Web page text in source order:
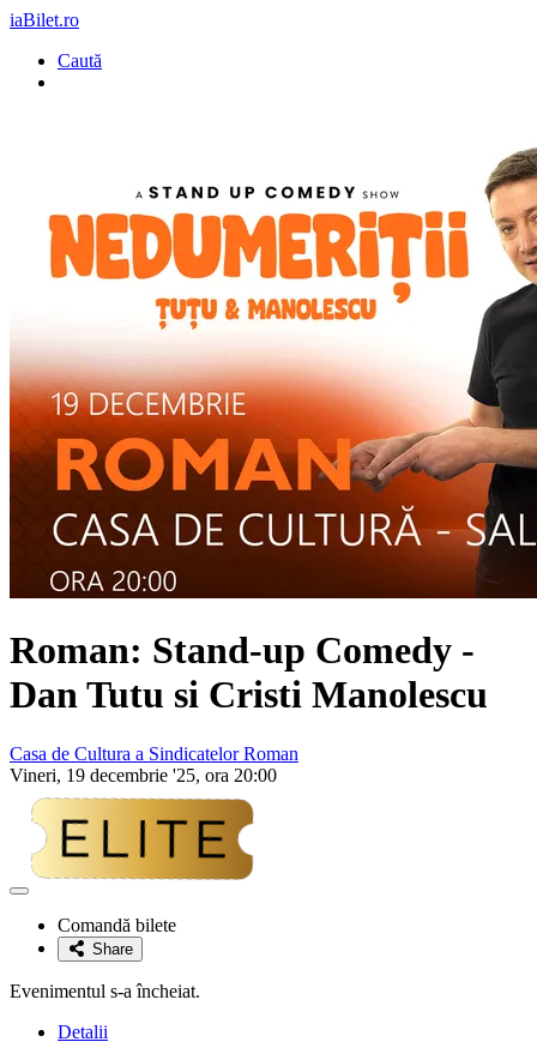
iaBilet.ro
Caută
Roman: Stand-up Comedy -
Dan Tutu si Cristi Manolescu
Casa de Cultura a Sindicatelor Roman
Vineri, 19 decembrie '25, ora 20:00
Adaugă
favoriteComandă bilete
Share
Evenimentul s-a încheiat.
Detalii